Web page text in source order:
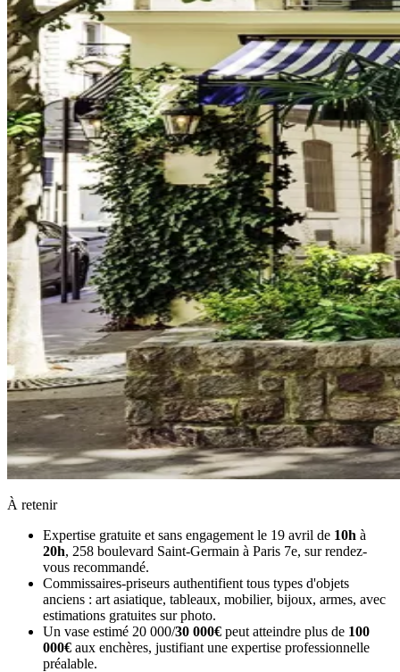
À retenir
Expertise gratuite et sans engagement le 19 avril de 10h à
20h, 258 boulevard Saint-Germain à Paris 7e, sur rendez-
vous recommandé.
Commissaires-priseurs authentifient tous types d'objets
anciens : art asiatique, tableaux, mobilier, bijoux, armes, avec
estimations gratuites sur photo.
Un vase estimé 20 000/30 000€ peut atteindre plus de 100
000€ aux enchères, justifiant une expertise professionnelle
préalable.